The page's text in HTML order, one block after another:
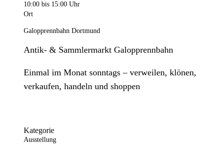
10:00 bis 15:00 Uhr
Ort
Galopprennbahn Dortmund
Antik- & Sammlermarkt Galopprennbahn
Einmal im Monat sonntags – verweilen, klönen,
verkaufen, handeln und shoppen
Kategorie
Ausstellung